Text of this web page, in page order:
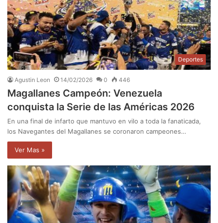
Deportes
Agustin Leon 14/02/2026 0 446
Magallanes Campeón: Venezuela
conquista la Serie de las Américas 2026
En una final de infarto que mantuvo en vilo a toda la fanaticada,
los Navegantes del Magallanes se coronaron campeones…
Ver Mas »